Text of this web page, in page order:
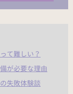
て難しい？
が必要な理由
失敗体験談